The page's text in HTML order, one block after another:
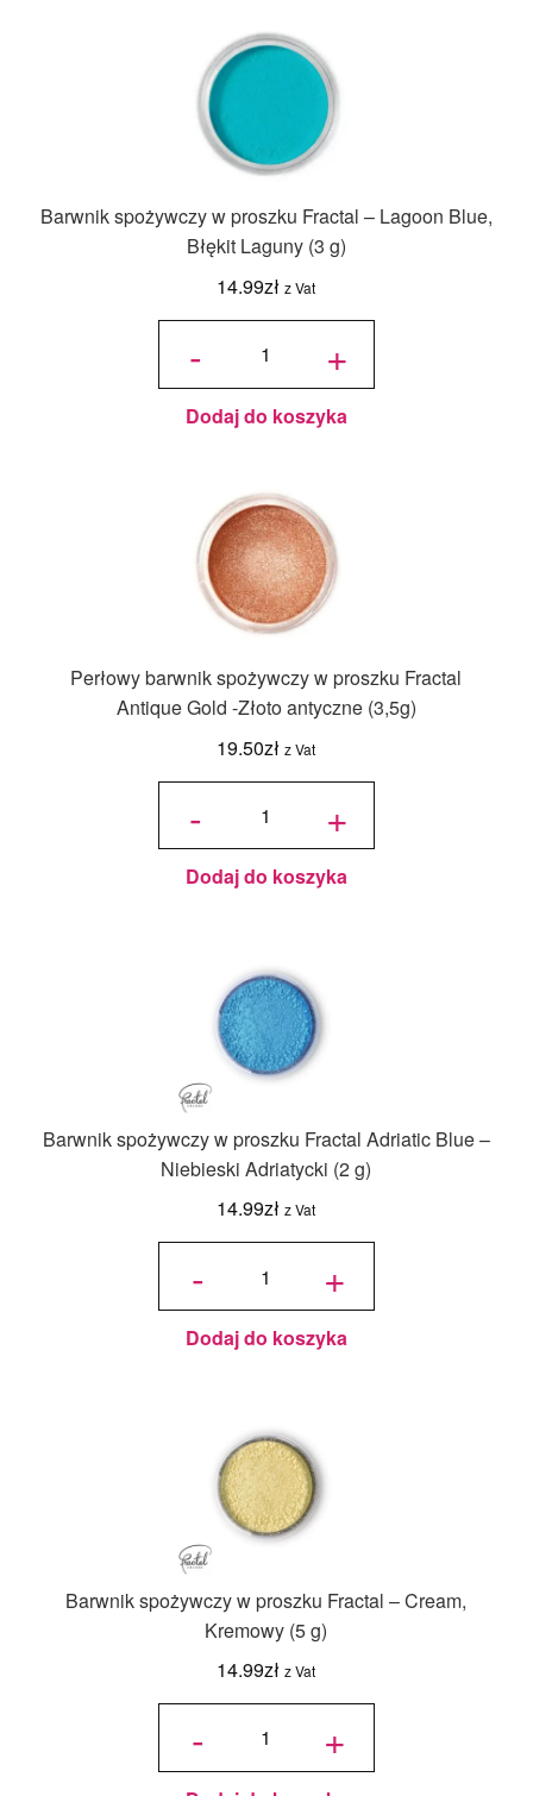
Barwnik spożywczy w proszku Fractal – Lagoon Blue,
Błękit Laguny (3 g)
14.99zł z Vat
-
ilość
w proszku
Fractal -
Lagoon
Blue,
Błękit
g)
+
Dodaj do koszyka
Perłowy barwnik spożywczy w proszku Fractal
Antique Gold -Złoto antyczne (3,5g)
19.50zł z Vat
-
ilość
spożywczy
w proszku
Fractal
Antique
Gold -
antyczne
(3,5g)
+
Dodaj do koszyka
Barwnik spożywczy w proszku Fractal Adriatic Blue –
Niebieski Adriatycki (2 g)
14.99zł z Vat
-
ilość
w proszku
Fractal
Adriatic
Blue -
Niebieski
(2 g)
+
Dodaj do koszyka
Barwnik spożywczy w proszku Fractal – Cream,
Kremowy (5 g)
14.99zł z Vat
-
ilość
w proszku
Fractal -
Cream,
Kremowy
(5 g)
+